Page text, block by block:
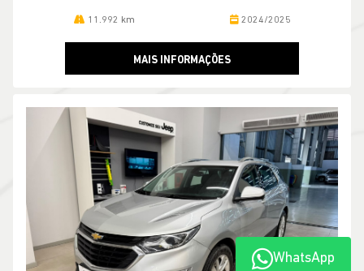
11.992 km 2024/2025
MAIS INFORMAÇÕES
WhatsApp